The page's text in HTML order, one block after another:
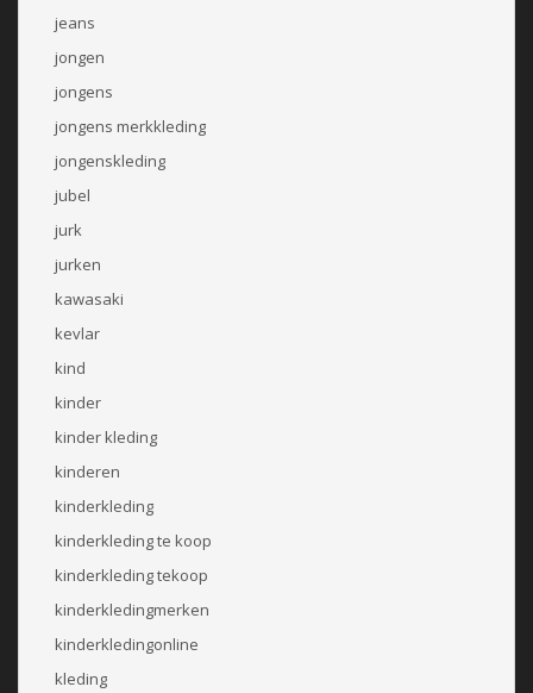
jeans
jongen
jongens
jongens merkkleding
jongenskleding
jubel
jurk
jurken
kawasaki
kevlar
kind
kinder
kinder kleding
kinderen
kinderkleding
kinderkleding te koop
kinderkleding tekoop
kinderkledingmerken
kinderkledingonline
kleding